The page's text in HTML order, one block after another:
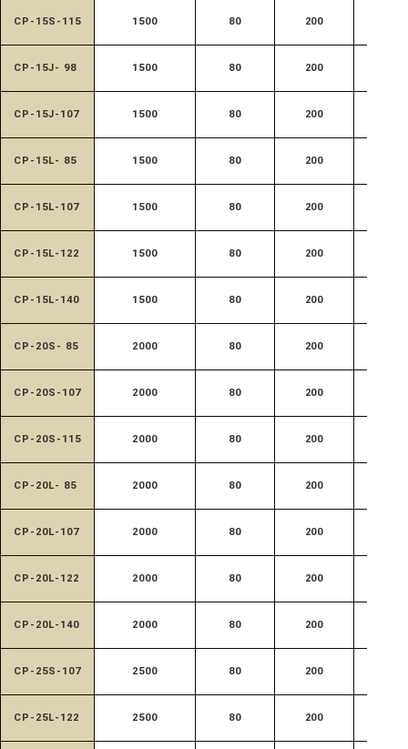
CP-15S-115 1500 80 200
CP-15J- 98 1500 80 200
CP-15J-107 1500 80 200
CP-15L- 85 1500 80 200
CP-15L-107 1500 80 200
CP-15L-122 1500 80 200
CP-15L-140 1500 80 200
CP-20S- 85 2000 80 200
CP-20S-107 2000 80 200
CP-20S-115 2000 80 200
CP-20L- 85 2000 80 200
CP-20L-107 2000 80 200
CP-20L-122 2000 80 200
CP-20L-140 2000 80 200
CP-25S-107 2500 80 200
CP-25L-122 2500 80 200